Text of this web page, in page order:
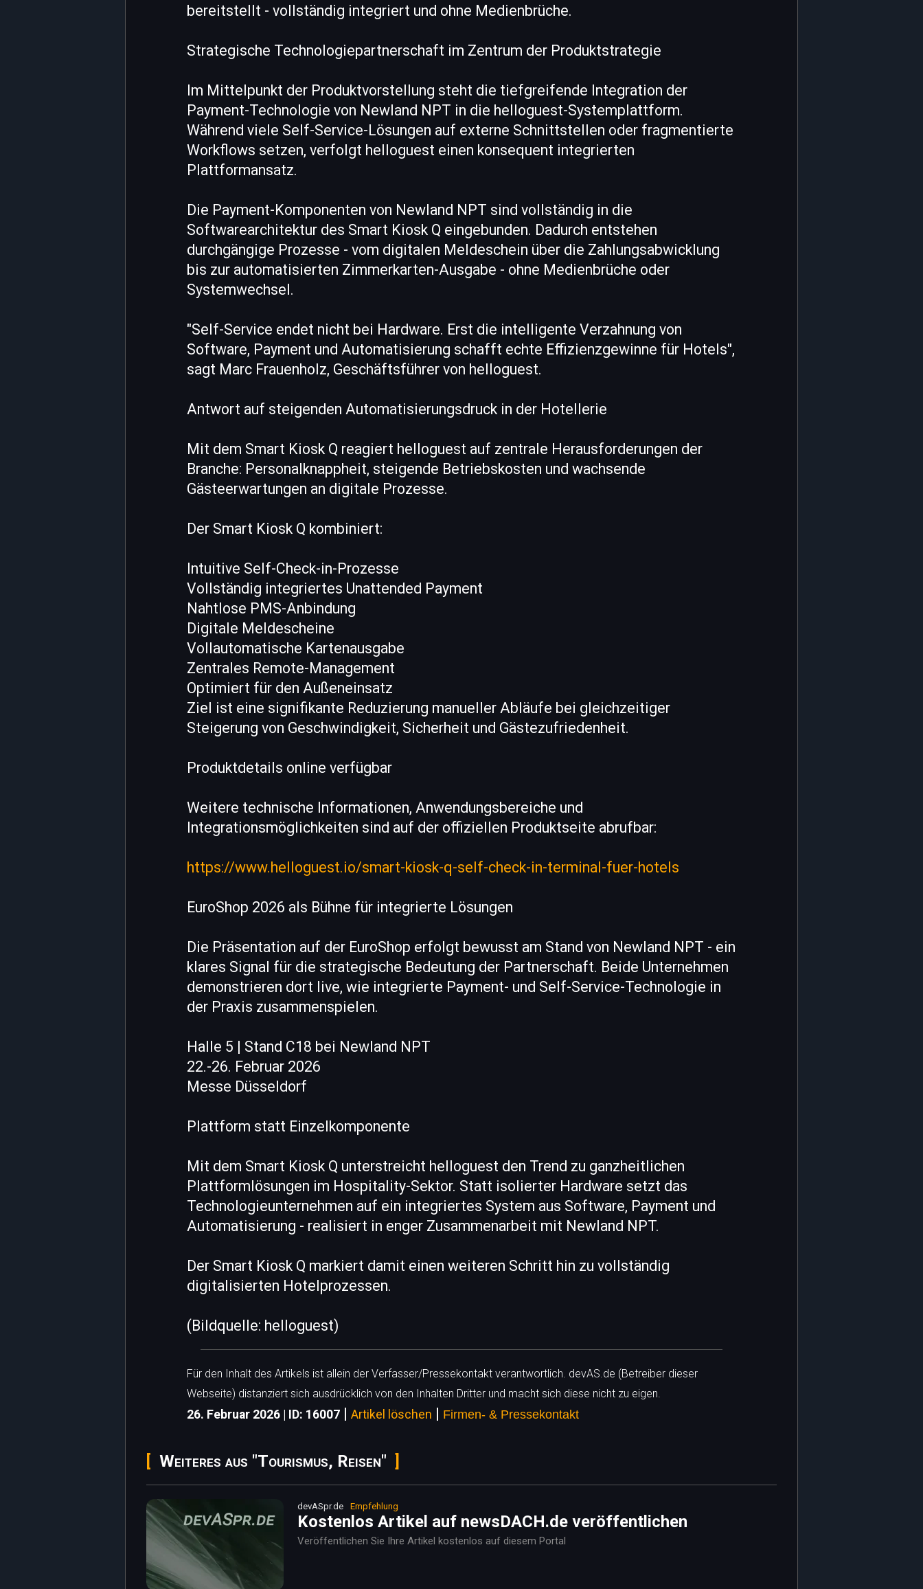
bereitstellt - vollständig integriert und ohne Medienbrüche.
Strategische Technologiepartnerschaft im Zentrum der Produktstrategie
Im Mittelpunkt der Produktvorstellung steht die tiefgreifende Integration der
Payment-Technologie von Newland NPT in die helloguest-Systemplattform.
Während viele Self-Service-Lösungen auf externe Schnittstellen oder fragmentierte
Workflows setzen, verfolgt helloguest einen konsequent integrierten
Plattformansatz.
Die Payment-Komponenten von Newland NPT sind vollständig in die
Softwarearchitektur des Smart Kiosk Q eingebunden. Dadurch entstehen
durchgängige Prozesse - vom digitalen Meldeschein über die Zahlungsabwicklung
bis zur automatisierten Zimmerkarten-Ausgabe - ohne Medienbrüche oder
Systemwechsel.
"Self-Service endet nicht bei Hardware. Erst die intelligente Verzahnung von
Software, Payment und Automatisierung schafft echte Effizienzgewinne für Hotels",
sagt Marc Frauenholz, Geschäftsführer von helloguest.
Antwort auf steigenden Automatisierungsdruck in der Hotellerie
Mit dem Smart Kiosk Q reagiert helloguest auf zentrale Herausforderungen der
Branche: Personalknappheit, steigende Betriebskosten und wachsende
Gästeerwartungen an digitale Prozesse.
Der Smart Kiosk Q kombiniert:
Intuitive Self-Check-in-Prozesse
Vollständig integriertes Unattended Payment
Nahtlose PMS-Anbindung
Digitale Meldescheine
Vollautomatische Kartenausgabe
Zentrales Remote-Management
Optimiert für den Außeneinsatz
Ziel ist eine signifikante Reduzierung manueller Abläufe bei gleichzeitiger
Steigerung von Geschwindigkeit, Sicherheit und Gästezufriedenheit.
Produktdetails online verfügbar
Weitere technische Informationen, Anwendungsbereiche und
Integrationsmöglichkeiten sind auf der offiziellen Produktseite abrufbar:
https://www.helloguest.io/smart-kiosk-q-self-check-in-terminal-fuer-hotels
EuroShop 2026 als Bühne für integrierte Lösungen
Die Präsentation auf der EuroShop erfolgt bewusst am Stand von Newland NPT - ein
klares Signal für die strategische Bedeutung der Partnerschaft. Beide Unternehmen
demonstrieren dort live, wie integrierte Payment- und Self-Service-Technologie in
der Praxis zusammenspielen.
Halle 5 | Stand C18 bei Newland NPT
22.-26. Februar 2026
Messe Düsseldorf
Plattform statt Einzelkomponente
Mit dem Smart Kiosk Q unterstreicht helloguest den Trend zu ganzheitlichen
Plattformlösungen im Hospitality-Sektor. Statt isolierter Hardware setzt das
Technologieunternehmen auf ein integriertes System aus Software, Payment und
Automatisierung - realisiert in enger Zusammenarbeit mit Newland NPT.
Der Smart Kiosk Q markiert damit einen weiteren Schritt hin zu vollständig
digitalisierten Hotelprozessen.
(Bildquelle: helloguest)
Für den Inhalt des Artikels ist allein der Verfasser/Pressekontakt verantwortlich. devAS.de (Betreiber dieser
Webseite) distanziert sich ausdrücklich von den Inhalten Dritter und macht sich diese nicht zu eigen.
26. Februar 2026 | ID: 16007 | Artikel löschen | Firmen- & Pressekontakt
Weiteres aus "Tourismus, Reisen"
devASpr.de Empfehlung
Kostenlos Artikel auf newsDACH.de veröffentlichen
Veröffentlichen Sie Ihre Artikel kostenlos auf diesem Portal